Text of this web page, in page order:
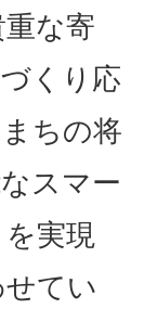
な寄
くり応
ちの将
スマー
実現
てい